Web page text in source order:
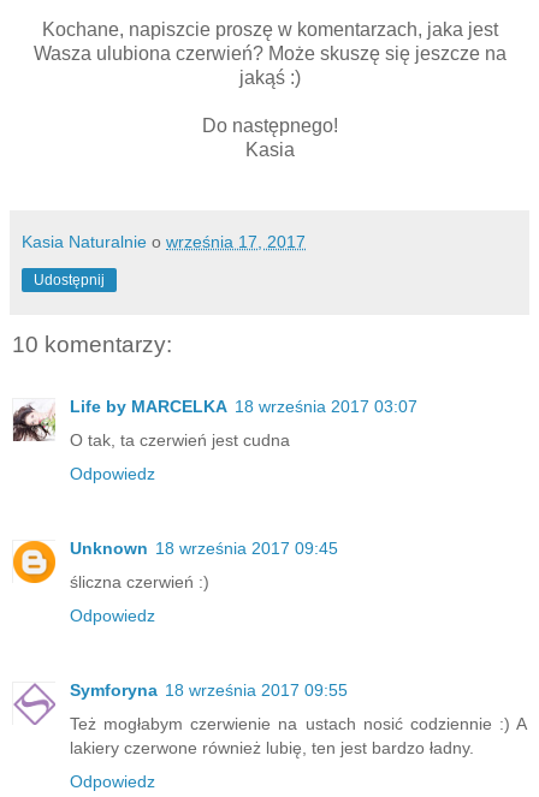
Kochane, napiszcie proszę w komentarzach, jaka jest
Wasza ulubiona czerwień? Może skuszę się jeszcze na
jakąś :)
Do następnego!
Kasia
Kasia Naturalnie o września 17, 2017
Udostępnij
10 komentarzy:
Life by MARCELKA 18 września 2017 03:07
O tak, ta czerwień jest cudna
Odpowiedz
Unknown 18 września 2017 09:45
śliczna czerwień :)
Odpowiedz
Symforyna 18 września 2017 09:55
Też mogłabym czerwienie na ustach nosić codziennie :) A
lakiery czerwone również lubię, ten jest bardzo ładny.
Odpowiedz